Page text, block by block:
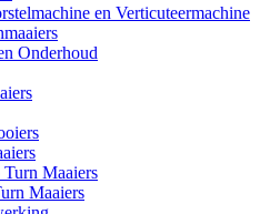
en Verticuteermachine
Onderhoud
Maaiers
Maaiers